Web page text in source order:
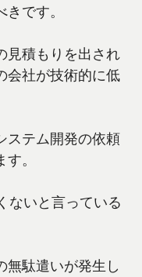
です。
見積もりを出され
会社が技術的に低
ステム開発の依頼
。
ないと言っている
無駄遣いが発生し